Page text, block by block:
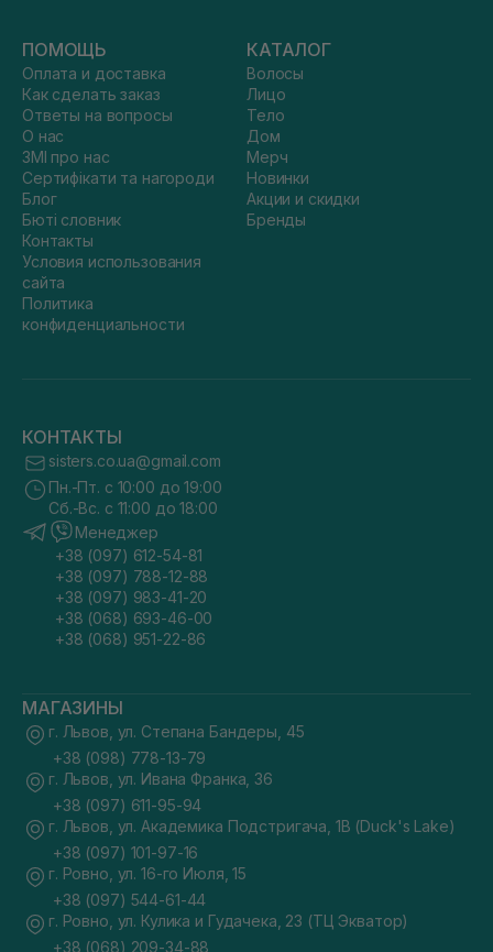
ПОМОЩЬ
Оплата и доставка
Как сделать заказ
Ответы на вопросы
О нас
ЗМІ про нас
Сертифікати та нагороди
Блог
Бюті словник
Контакты
Условия использования
сайта
Политика
конфиденциальности
КАТАЛОГ
Волосы
Лицо
Тело
Дом
Мерч
Новинки
Акции и скидки
Бренды
КОНТАКТЫ
sisters.co.ua@gmail.com
Пн.-Пт. с 10:00 до 19:00
Сб.-Вс. с 11:00 до 18:00
Менеджер
+38 (097) 612-54-81
+38 (097) 788-12-88
+38 (097) 983-41-20
+38 (068) 693-46-00
+38 (068) 951-22-86
МАГАЗИНЫ
г. Львов, ул. Степана Бандеры, 45
+38 (098) 778-13-79
г. Львов, ул. Ивана Франка, 36
+38 (097) 611-95-94
г. Львов, ул. Академика Подстригача, 1В (Duck's Lake)
+38 (097) 101-97-16
г. Ровно, ул. 16-го Июля, 15
+38 (097) 544-61-44
г. Ровно, ул. Кулика и Гудачека, 23 (ТЦ Экватор)
+38 (068) 209-34-88